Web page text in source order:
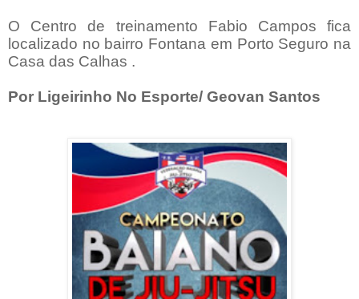
O Centro de treinamento Fabio Campos fica
localizado no bairro Fontana em Porto Seguro na
Casa das Calhas .
Por Ligeirinho No Esporte/ Geovan Santos